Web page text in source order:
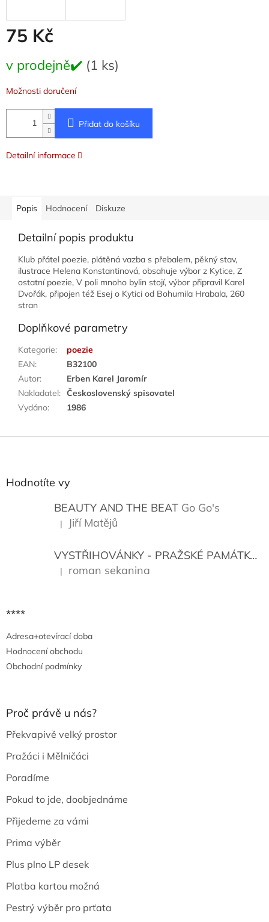
75 Kč
cena:
v prodejně✔️ (1 ks)
Možnosti doručení
Přidat do košíku
Detailní informace
Popis Hodnocení Diskuze
Detailní popis produktu
Klub přátel poezie, plátěná vazba s přebalem, pěkný stav,
ilustrace Helena Konstantinová, obsahuje výbor z Kytice, Z
ostatní poezie, V poli mnoho bylin stojí, výbor připravil Karel
Dvořák, připojen též Esej o Kytici od Bohumila Hrabala, 260
stran
Doplňkové parametry
Kategorie:
poezie
EAN:
B32100
Autor:
Erben Karel Jaromír
Nakladatel: Československý spisovatel
Vydáno: 1986
Z
Hodnotíte vy
BEAUTY AND THE BEAT Go Go's
Hodnocení produktu je 5 z 5 hvězdiček.
| Jiří Matějů
VYSTŘIHOVÁNKY - PRAŽSKÉ PAMÁTKY
Hodnocení produktu je 5 z 5 hvězdiček.
| roman sekanina
****
Adresa+otevírací doba
Hodnocení obchodu
Obchodní podmínky
Proč právě u nás?
Překvapivě velký prostor
Pražáci i Mělničáci
Poradíme
Pokud to jde, doobjednáme
Přijedeme za vámi
Prima výběr
Plus plno LP desek
Platba kartou možná
Pestrý výběr pro prťata